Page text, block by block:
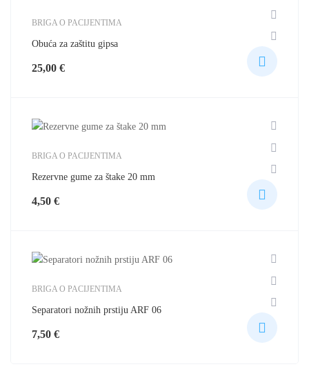
BRIGA O PACIJENTIMA
Obuća za zaštitu gipsa
25,00 €
BRIGA O PACIJENTIMA
Rezervne gume za štake 20 mm
4,50 €
BRIGA O PACIJENTIMA
Separatori nožnih prstiju ARF 06
7,50 €